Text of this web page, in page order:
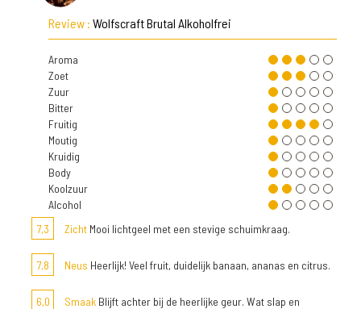
Review : Wolfscraft Brutal Alkoholfrei
Aroma
Zoet
Zuur
Bitter
Fruitig
Moutig
Kruidig
Body
Koolzuur
Alcohol
7,3
Zicht Mooi lichtgeel met een stevige schuimkraag.
7,8 Neus Heerlijk! Veel fruit, duidelijk banaan, ananas en citrus.
6,0 Smaak Blijft achter bij de heerlijke geur. Wat slap en